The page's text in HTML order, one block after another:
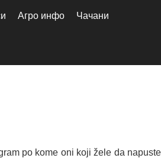
Агро инфо
Чачани
po kome oni koji žele da napuste